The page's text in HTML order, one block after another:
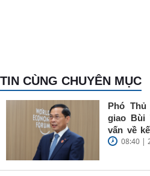
TIN CÙNG CHUYÊN MỤC
Phó
giao Bùi
vấn về
Trung
08:40 |